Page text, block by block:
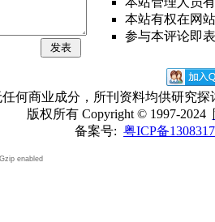
发表
本站有权在网
参与本评论即
何商业成分，所刊资料均供研究
版权所有 Copyright © 1997-2024
备案号: 粤ICP备
enabled